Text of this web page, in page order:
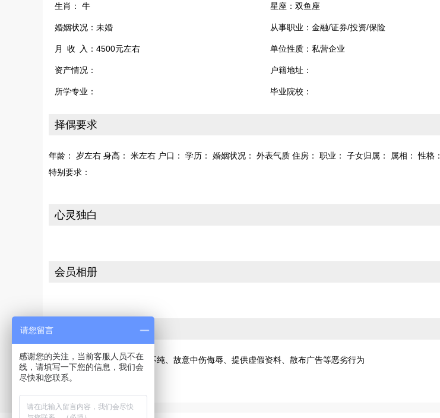
生肖： 牛 星座：双鱼座
婚姻状况：未婚 从事职业：金融/证券/投资/保险
月 收 入：4500元左右 单位性质：私营企业
资产情况： 户籍地址：
所学专业： 毕业院校：
择偶要求
年龄： 岁左右 身高： 米左右 户口： 学历： 婚姻状况： 外表气质 住房： 职业： 子女归属： 属相： 性格
特别要求：
心灵独白
会员相册
若您发现此会员有交友动机不纯、故意中伤侮辱、提供虚假资料、散布广告等恶劣行为
[请向网站投诉]
请您留言
感谢您的关注，当前客服人员不在
线，请填写一下您的信息，我们会
尽快和您联系。